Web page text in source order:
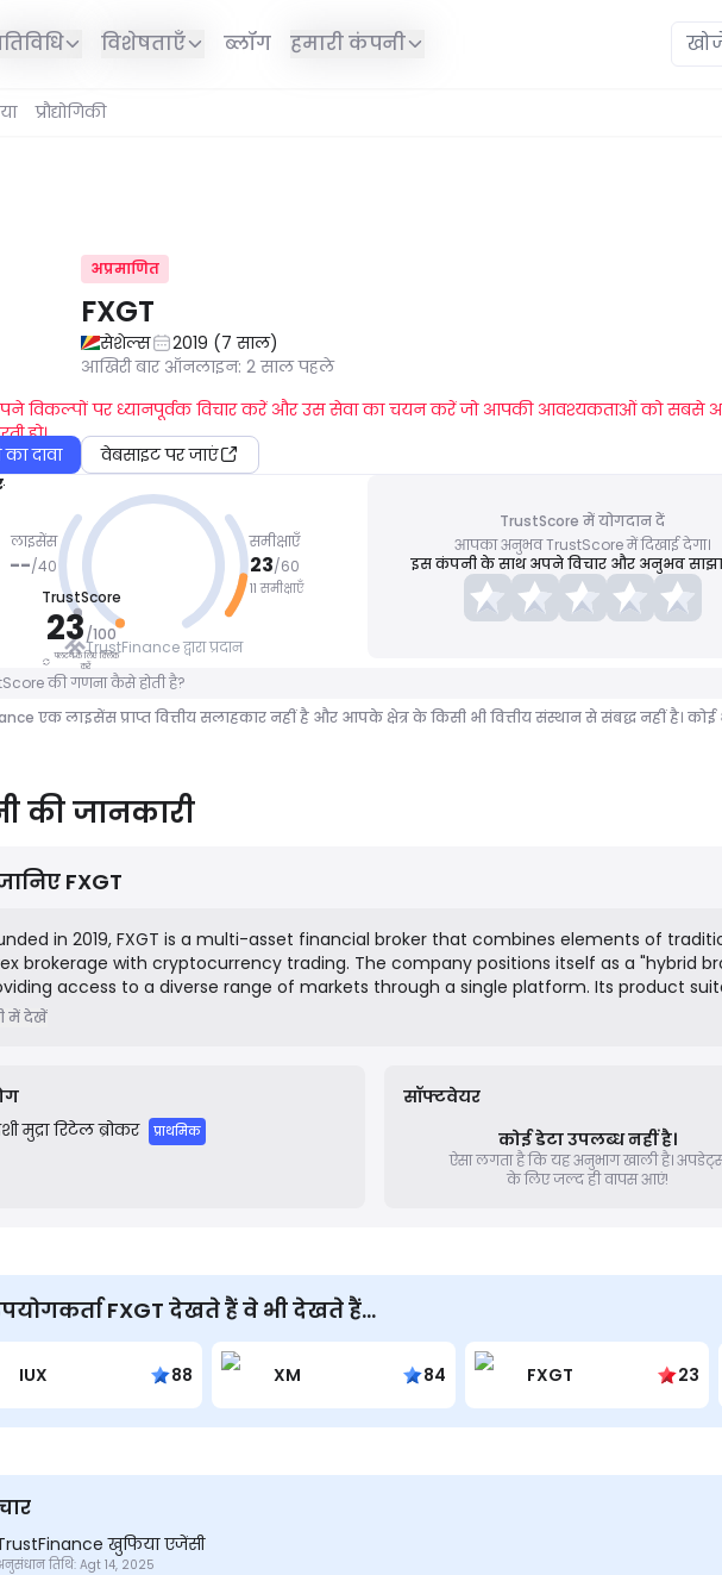
विशेषताएँ ब्लॉग हमारी कंपनी
प्रौद्योगिकी
अप्रमाणित
FXGT
सेशेल्स 2019 (7 साल)
आखिरी बार ऑनलाइन: 2 साल पहले
विकल्पों पर ध्यानपूर्वक विचार करें और उस सेवा का चयन करें जो आपकी आवश्यकताओं को सबसे
हो।
दावा
वेबसाइट पर जाएं
लाइसेंस
--/40
TrustScore
23/100
पलटने के लिए क्लिक
करें
सावधान र
हें
पलटने के लिए क्लिक करें
समीक्षाएँ
23/60
11 समीक्षाएँ
TrustFinance द्वारा प्रदान
TrustScore में योगदान दें
आपका अनुभव TrustScore में दिखाई देगा।
इस कंपनी के साथ अपने विचार और अनुभव
की गणना कैसे होती है?
एक लाइसेंस प्राप्त वित्तीय सलाहकार नहीं है और आपके क्षेत्र के किसी भी वित्तीय संस्थान से संबद्ध नहीं
की जानकारी
FXGT
in 2019, FXGT is a multi-asset financial broker that combines elements of
brokerage with cryptocurrency trading. The company positions itself as a "hybrid
access to a diverse range of markets through a single platform. Its product
Forex, Crypto, Precious Metals, Energies, Equity Indices, and Stocks (as CFDs). FXGT
में देखें
मुद्रारिटेल ब्रोकर प्राथमिक
सॉफ्टवेयर
कोई डेटा उपलब्ध नहीं है।
ऐसा लगता है कि यह अनुभाग खाली है।
के लिए जल्द ही वापस आएं!
FXGT देखते हैं वे भी देखते हैं...
IUX 88 XM 84 FXGT 23
खुफिया एजेंसी
तिथि: Agt 14, 2025